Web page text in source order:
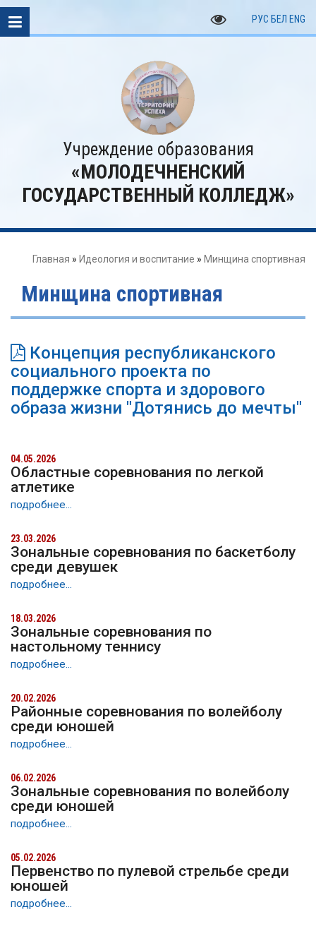
РУС БЕЛ ENG
Учреждение образования
«МОЛОДЕЧНЕНСКИЙ
ГОСУДАРСТВЕННЫЙ КОЛЛЕДЖ»
Главная » Идеология и воспитание » Минщина спортивная
Минщина спортивная
Концепция республиканского
социального проекта по
поддержке спорта и здорового
образа жизни "Дотянись до мечты"
04.05.2026
Областные соревнования по легкой
атлетике
подробнее...
23.03.2026
Зональные соревнования по баскетболу
среди девушек
подробнее...
18.03.2026
Зональные соревнования по
настольному теннису
подробнее...
20.02.2026
Районные соревнования по волейболу
среди юношей
подробнее...
06.02.2026
Зональные соревнования по волейболу
среди юношей
подробнее...
05.02.2026
Первенство по пулевой стрельбе среди
юношей
подробнее...